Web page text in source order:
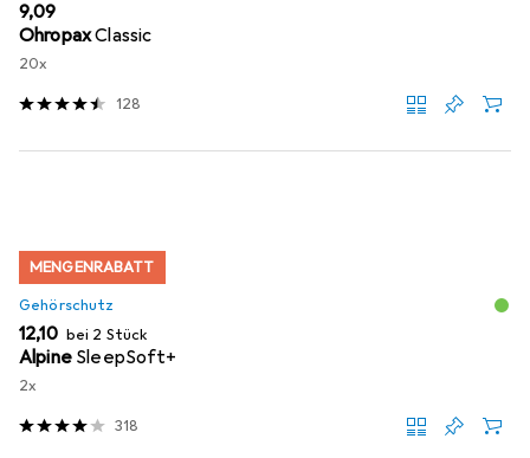
EUR
9,09
OhropaxClassic
20x
128
MENGENRABATT
Gehörschutz
EUR
12,10 bei 2 Stück
Alpine SleepSoft+
2x
318